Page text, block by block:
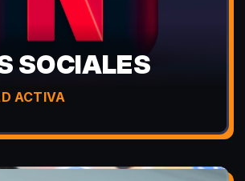
SOCIALES
ACTIVA